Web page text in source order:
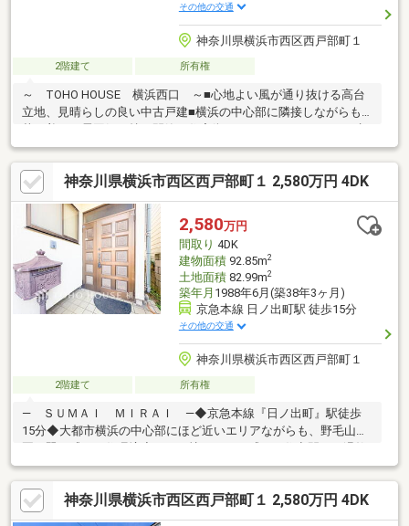
その他の交通
神奈川県横浜市西区西戸部町１
2階建て 所有権
～ TOHO HOUSE 横浜西口 ～■心地よい風が通り抜ける高台
立地、見晴らしの良い中古戸建■横浜の中心部に隣接しながらも
活圏内■豊かな自然と入場料無料の動物園がある『野毛山公園』
徒歩5分■京急線「日ノ出町」駅徒歩15分、「桜木町」駅も徒歩圏
で利用可能です■明るく陽当たりに恵まれたゆとりある住空間■収
納充実、お部屋を広く活用できます■お好みのリフォームで居心
地の良い快適なお住まいにも♪ご見学のご希望、資料請求、ご質問
などなど、お気軽にまずはお問い合わせください♪【 フリーダイ
ヤル： 0120-821-930 】
神奈川県横浜市西区西戸部町１ 2,580万円 4DK
2,580万円
間取り 4DK
建物面積92.85m2
土地面積82.99m2
築年月 1988年6月(築38年3ヶ月)
京急本線 日ノ出町駅 徒歩15分
その他の交通
神奈川県横浜市西区西戸部町１
2階建て 所有権
― ＳＵＭＡＩ ＭＩＲＡＩ ―◆京急本線『日ノ出町』駅徒歩
15分◆大都市横浜の中心部にほど近いエリアながらも、野毛山公
知新の味わいと同時に磨き光らせる原石の魅力をも備える◆レト
ロが息づく、あなただけの空間へと♪ 【東宝ハウス横浜】提携
銀行 横浜銀行 変動金利35年の場合 金利 年0.92％お問い合
わせは【フリーダイヤル：0120-759-655】までお気軽にどうぞ♪
神奈川県横浜市西区西戸部町１ 2,580万円 4DK